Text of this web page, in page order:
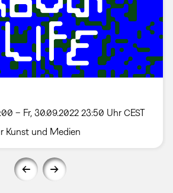
– Fr, 30.09.2022 23:50 Uhr CEST
Kunst und Medien